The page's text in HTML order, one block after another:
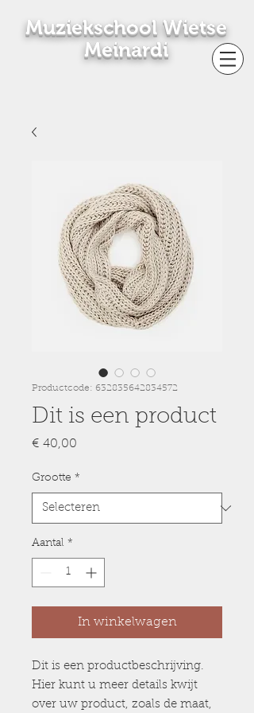
Muziekschool Wietse
Meinardi
Productcode: 632835642834572
Dit is een product
€ 40,00
Grootte *
Aantal *
In winkelwagen
Dit is een productbeschrijving.
Hier kunt u meer details kwijt
over uw product, zoals de maat,